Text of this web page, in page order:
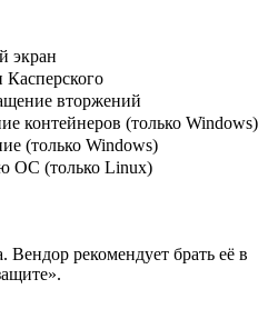
экран
вторжений
контейнеров (только Windows)
(только Windows)
ОС (только Linux)
рекомендует брать её в